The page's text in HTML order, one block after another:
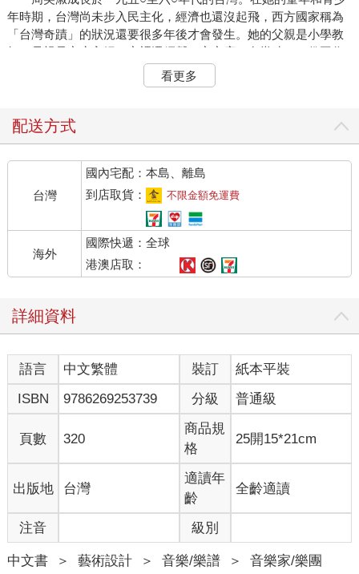
年時期，台灣尚未步入民主化，經濟也還沒起飛，西方國家稱為
「台灣奇蹟」的狀況還要很多年後才會發生。她的父親是小學教
師，母親是家庭主婦，家裡還經營一家商店。在當時，一份工作
多台灣年輕人的夢想。這些年輕人非常用功，立志考上台灣的頂
她考上台灣一流的清華大學，這所學校至今仍以自然科學和
科技研究為教學重點。她在清華化學系取得了學士學位。當年同
學記得她非常機智風趣，平時對功課並不特別認真，卻永遠名列
前茅。後來她拿到了留學美國的獎學金，於是在二十二歲時收拾
起行囊，飛往紐約。
如果一切按照原訂計畫，她大概會繼續專注於自然科學，在
打工，而且很快就發現，起薪最高的並非擁有理工學位的人，而
是選擇拿管理學位的。
很快地，她就不再考慮化學碩士了。她轉換專業方向，進入
紐約大學修了統計學與作業研究的課程，取得學士學位後，接著
攻讀企業管理碩士。夜裡她挑燈苦讀，白天則在一家基金與資產
管理顧問公司工作，負責以數學為基礎、評估並分析投資決策分
析。
她一直鍾愛數學，而數學也也讓她在華爾街更上一層樓，進
入了高盛集團。她的工作依舊是負責開發可輔助投資的數學工具
和模型，並以此為基礎來進行投資決策分析。她在該公司工作了
許多年。
一九八二年，身為台灣人，又是女性，能進入以男性為主的
看更多
配送方式
台灣
國內宅配：本島、離島
到店取貨：
不限金額免運費
海外
國際快遞：全球
港澳店取：
詳細資料
語言 中文繁體 裝訂
紙本平裝
ISBN
9786269253739 分級 普通級
頁數 320
商品規
格
25開15*21cm
出版地 台灣
適讀年
齡
全齡適讀
注音 級別
中文書 ＞ 藝術設計 ＞ 音樂/樂譜 ＞ 音樂家/樂團